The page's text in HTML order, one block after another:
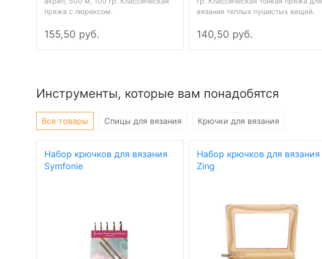
пряжа с люрексом.
155,50 руб.
вязания теплых пушистых вещей.
140,50 руб.
Инструменты, которые вам понадобятся
Все товары Спицы для вязания Крючки для вязания
Набор крючков для вязания
Symfonie
Набор крючков для вязания
Zing